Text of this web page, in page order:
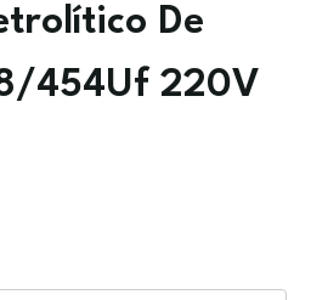
De
454Uf 220V